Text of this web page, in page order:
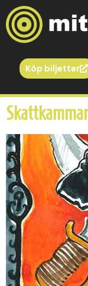
Köp biljetter